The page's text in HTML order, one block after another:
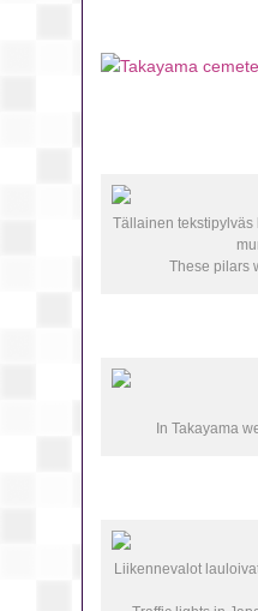
Tällainen
These pilars
In Takayama
Liikennevalot